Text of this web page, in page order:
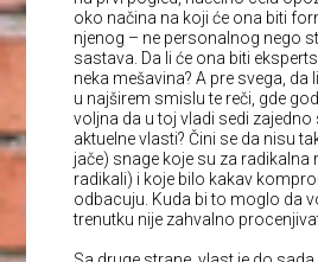
oko načina na koji će ona biti
njenog – ne personalnog nego
sastava. Da li će ona biti
neka mešavina? A pre svega, da
u najširem smislu te reči, gde
voljna da u toj vladi sedi
aktuelne vlasti? Čini se da nisu
jače) snage koje su za radikalna
radikali) i koje bilo kakav
odbacuju. Kuda bi to moglo da
trenutku nije zahvalno